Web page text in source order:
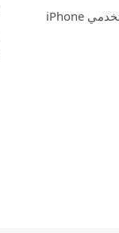
بدءًا من اليوم، تقدم Apple الدعم للمعرفات الرقمية في Apple Wallet لمستخدمي iPhone